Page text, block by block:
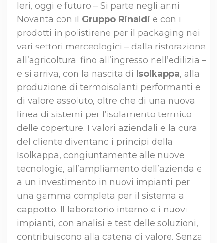
Ieri, oggi e futuro – Si parte negli anni
Novanta con il Gruppo Rinaldi e con i
prodotti in polistirene per il packaging nei
vari settori merceologici – dalla ristorazione
all’agricoltura, fino all’ingresso nell’edilizia –
e si arriva, con la nascita di Isolkappa, alla
produzione di termoisolanti performanti e
di valore assoluto, oltre che di una nuova
linea di sistemi per l’isolamento termico
delle coperture. I valori aziendali e la cura
del cliente diventano i principi della
Isolkappa, congiuntamente alle nuove
tecnologie, all’ampliamento dell’azienda e
a un investimento in nuovi impianti per
una gamma completa per il sistema a
cappotto. Il laboratorio interno e i nuovi
impianti, con analisi e test delle soluzioni,
contribuiscono alla catena di valore. Senza